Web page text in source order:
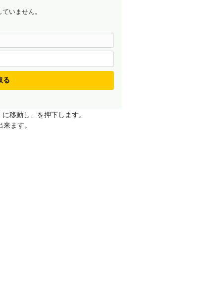
いません。
る
移動し、 を押下します。
ます。